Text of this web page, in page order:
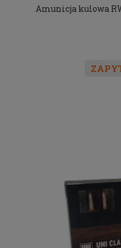
Amunicja kulowa